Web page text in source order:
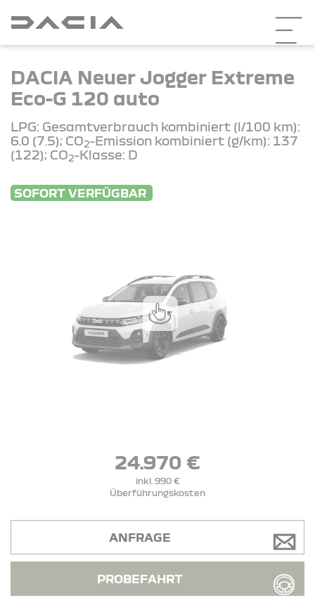
DACIA Neuer Jogger Extreme
Eco-G 120 auto
LPG: Gesamtverbrauch kombiniert (l/100 km):
6.0 (7.5); CO2-Emission kombiniert (g/km): 137
(122); CO2-Klasse: D
SOFORT VERFÜGBAR
24.970 €
inkl. 990 €
Überführungskosten
ANFRAGE
PROBEFAHRT